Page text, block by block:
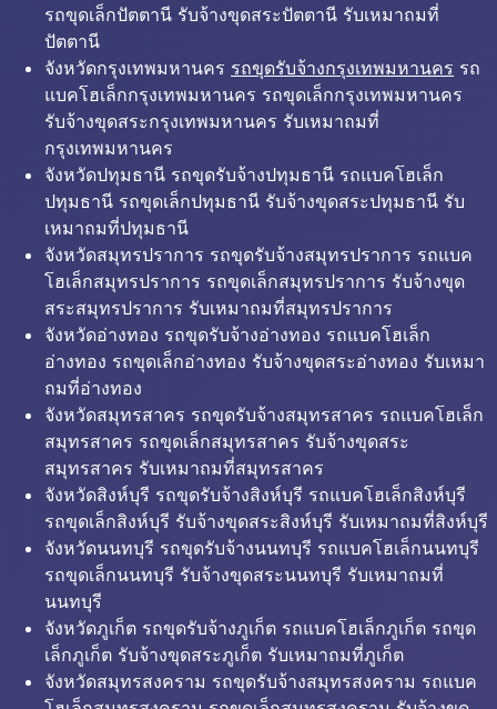
รถขุดเล็กปัตตานี รับจ้างขุดสระปัตตานี รับเหมาถมที่
ปัตตานี
จังหวัดกรุงเทพมหานคร รถขุดรับจ้างกรุงเทพมหานคร รถ
แบคโฮเล็กกรุงเทพมหานคร รถขุดเล็กกรุงเทพมหานคร
รับจ้างขุดสระกรุงเทพมหานคร รับเหมาถมที่
กรุงเทพมหานคร
จังหวัดปทุมธานี รถขุดรับจ้างปทุมธานี รถแบคโฮเล็ก
ปทุมธานี รถขุดเล็กปทุมธานี รับจ้างขุดสระปทุมธานี รับ
เหมาถมที่ปทุมธานี
จังหวัดสมุทรปราการ รถขุดรับจ้างสมุทรปราการ รถแบค
โฮเล็กสมุทรปราการ รถขุดเล็กสมุทรปราการ รับจ้างขุด
สระสมุทรปราการ รับเหมาถมที่สมุทรปราการ
จังหวัดอ่างทอง รถขุดรับจ้างอ่างทอง รถแบคโฮเล็ก
อ่างทอง รถขุดเล็กอ่างทอง รับจ้างขุดสระอ่างทอง รับเหมา
ถมที่อ่างทอง
จังหวัดสมุทรสาคร รถขุดรับจ้างสมุทรสาคร รถแบคโฮเล็ก
สมุทรสาคร รถขุดเล็กสมุทรสาคร รับจ้างขุดสระ
สมุทรสาคร รับเหมาถมที่สมุทรสาคร
จังหวัดสิงห์บุรี รถขุดรับจ้างสิงห์บุรี รถแบคโฮเล็กสิงห์บุรี
รถขุดเล็กสิงห์บุรี รับจ้างขุดสระสิงห์บุรี รับเหมาถมที่สิงห์บุรี
จังหวัดนนทบุรี รถขุดรับจ้างนนทบุรี รถแบคโฮเล็กนนทบุรี
รถขุดเล็กนนทบุรี รับจ้างขุดสระนนทบุรี รับเหมาถมที่
นนทบุรี
จังหวัดภูเก็ต รถขุดรับจ้างภูเก็ต รถแบคโฮเล็กภูเก็ต รถขุด
เล็กภูเก็ต รับจ้างขุดสระภูเก็ต รับเหมาถมที่ภูเก็ต
จังหวัดสมุทรสงคราม รถขุดรับจ้างสมุทรสงคราม รถแบค